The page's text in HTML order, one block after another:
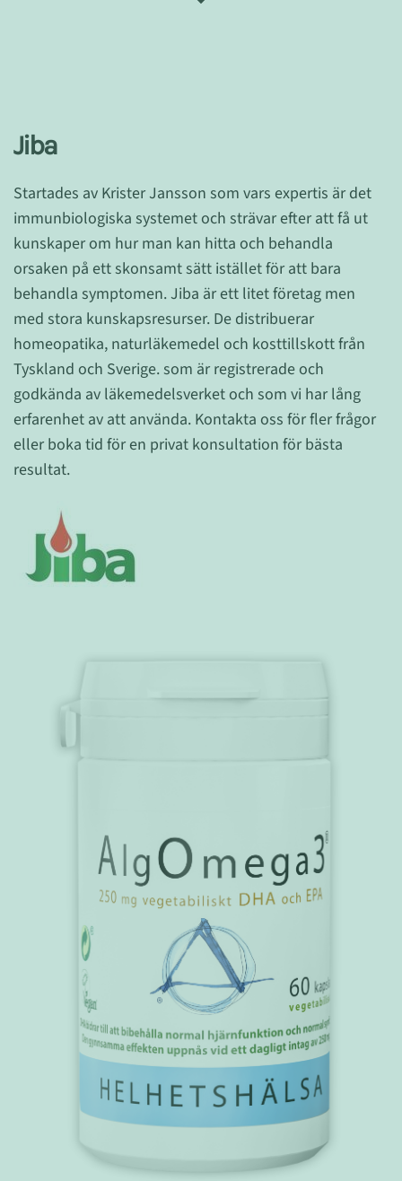
Jiba
Startades av Krister Jansson som vars expertis är det
immunbiologiska systemet och strävar efter att få ut
kunskaper om hur man kan hitta och behandla
orsaken på ett skonsamt sätt istället för att bara
behandla symptomen. Jiba är ett litet företag men
med stora kunskapsresurser. De distribuerar
homeopatika, naturläkemedel och kosttillskott från
Tyskland och Sverige. som är registrerade och
godkända av läkemedelsverket och som vi har lång
erfarenhet av att använda. Kontakta oss för fler frågor
eller boka tid för en privat konsultation för bästa
resultat.